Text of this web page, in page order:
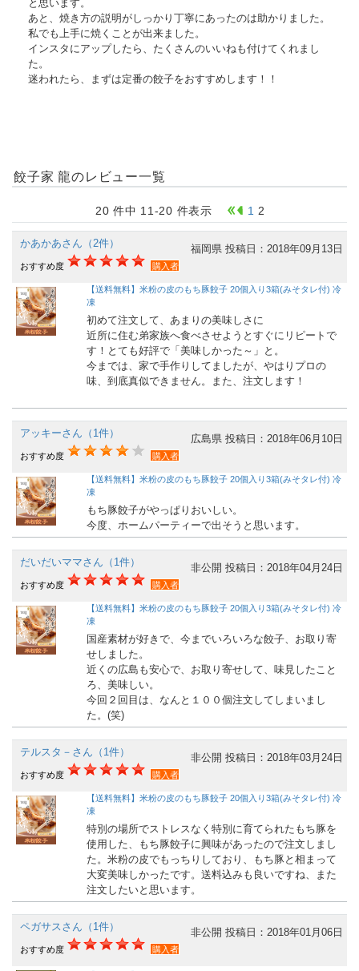
と思います。
あと、焼き方の説明がしっかり丁寧にあったのは助かりました。
私でも上手に焼くことが出来ました。
インスタにアップしたら、たくさんのいいねも付けてくれまし
た。
迷われたら、まずは定番の餃子をおすすめします！！
餃子家 龍のレビュー一覧
20 件中 11-20 件表示 1 2
かあかあさん（2件） 福岡県 投稿日：2018年09月13日
おすすめ度 購入者
【送料無料】米粉の皮のもち豚餃子 20個入り3箱(みそタレ付) 冷
凍
初めて注文して、あまりの美味しさに
近所に住む弟家族へ食べさせようとすぐにリピートで
す！とても好評で「美味しかった～」と。
今までは、家で手作りしてましたが、やはりプロの
味、到底真似できません。また、注文します！
アッキーさん（1件） 広島県 投稿日：2018年06月10日
おすすめ度 購入者
【送料無料】米粉の皮のもち豚餃子 20個入り3箱(みそタレ付) 冷
凍
もち豚餃子がやっぱりおいしい。
今度、ホームパーティーで出そうと思います。
だいだいママさん（1件） 非公開 投稿日：2018年04月24日
おすすめ度 購入者
【送料無料】米粉の皮のもち豚餃子 20個入り3箱(みそタレ付) 冷
凍
国産素材が好きで、今までいろいろな餃子、お取り寄
せしました。
近くの広島も安心で、お取り寄せして、味見したこと
ろ、美味しい。
今回２回目は、なんと１００個注文してしまいまし
た。(笑)
テルスタ－さん（1件） 非公開 投稿日：2018年03月24日
おすすめ度 購入者
【送料無料】米粉の皮のもち豚餃子 20個入り3箱(みそタレ付) 冷
凍
特別の場所でストレスなく特別に育てられたもち豚を
使用した、もち豚餃子に興味があったので注文しまし
た。米粉の皮でもっちりしており、もち豚と相まって
大変美味しかったです。送料込みも良いですね、また
注文したいと思います。
ペガサスさん（1件） 非公開 投稿日：2018年01月06日
おすすめ度 購入者